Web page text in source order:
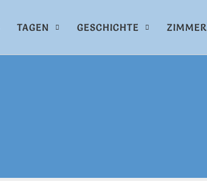
TAGEN GESCHICHTE ZIMMER